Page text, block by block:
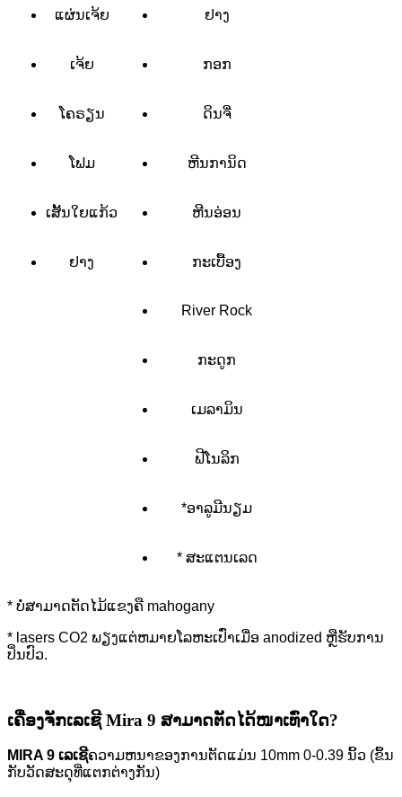
ແຜ່ນເຈ້ຍ ຢາງ
ເຈ້ຍ ກອກ
ໂຄຣຽນ ດິນຈີ່
ໂຟມ ຫີນການິດ
ເສັ້ນໃຍແກ້ວ ຫີນອ່ອນ
ຢາງ ກະເບື້ອງ
River Rock
ກະດູກ
ເມລາມິນ
ຟີໂນລິກ
*ອາລູມີນຽມ
* ສະແຕນເລດ
* ບໍ່​ສາ​ມາດ​ຕັດ​ໄມ້​ແຂງ​ຄື mahogany​
* lasers CO2 ພຽງແຕ່ຫມາຍໂລຫະເປົ່າເມື່ອ anodized ຫຼືຮັບການ
ປິ່ນປົວ.
ເຄື່ອງຈັກເລເຊີ Mira 9 ສາມາດຕັດໄດ້ໜາເທົ່າໃດ?
MIRA 9 ເລເຊີຄວາມຫນາຂອງການຕັດແມ່ນ 10mm 0-0.39 ນິ້ວ (ຂຶ້ນ
ກັບວັດສະດຸທີ່ແຕກຕ່າງກັນ)